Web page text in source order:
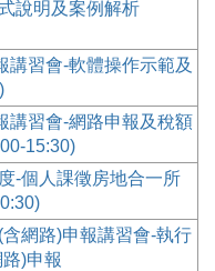
說明及案例解析
講習會-軟體操作示範及
講習會-網路申報及稅額
15:30)
-個人課徵房地合一所
網路)申報講習會-執行
)申報